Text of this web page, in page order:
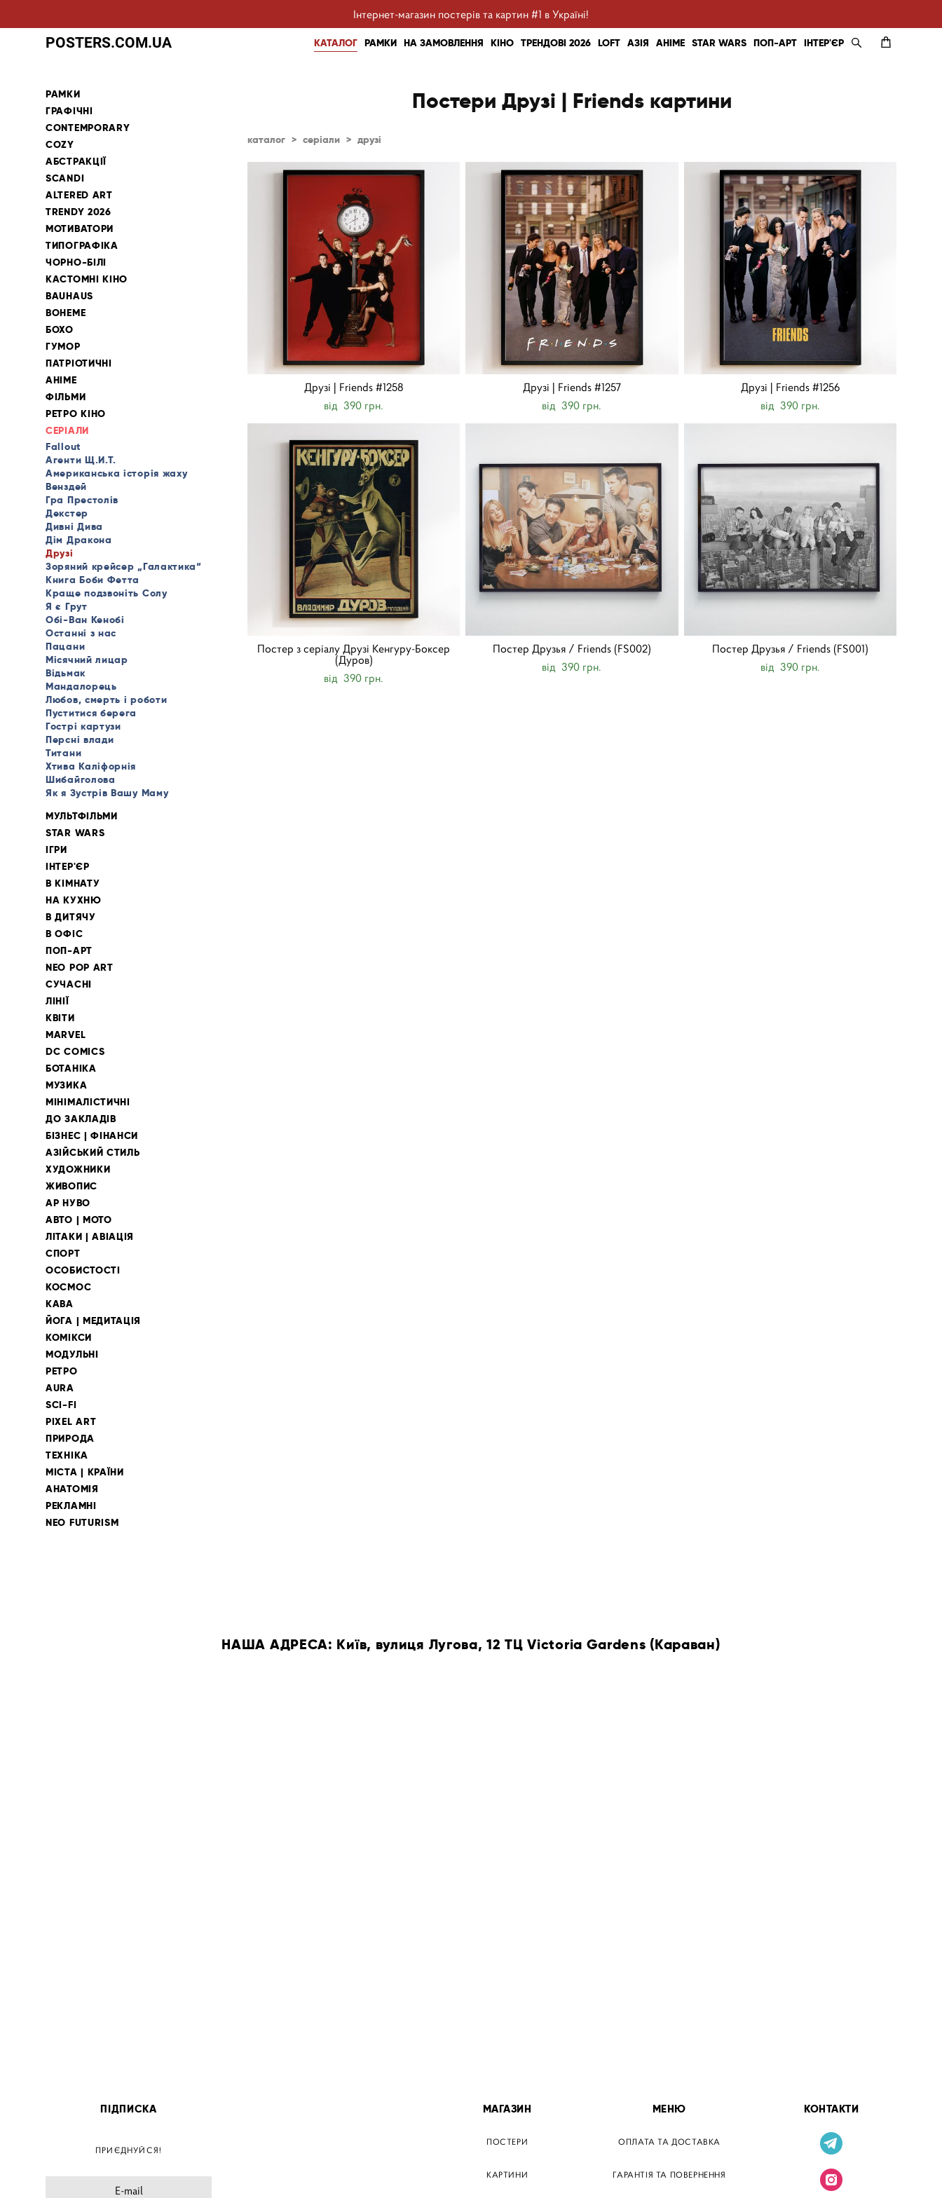
Інтернет-магазин постерів та картин #1 в Україні!
POSTERS.COM.UA КАТАЛОГ РАМКИ НА ЗАМОВЛЕННЯ КІНО ТРЕНДОВІ 2026 LOFT АЗІЯ АНІМЕ STAR WARS ПОП-АРТ ІНТЕР'ЄР
РАМКИ
ГРАФІЧНІ
CONTEMPORARY
COZY
АБСТРАКЦІЇ
SCANDI
ALTERED ART
TRENDY 2026
МОТИВАТОРИ
ТИПОГРАФІКА
ЧОРНО-БІЛІ
КАСТОМНІ КІНО
BAUHAUS
BOHEME
БОХО
ГУМОР
ПАТРІОТИЧНІ
АНІМЕ
ФІЛЬМИ
РЕТРО КІНО
СЕРІАЛИ
Fallout
Агенти Щ.И.Т.
Американська історія жаху
Венздей
Гра Престолів
Декстер
Дивні Дива
Дім Дракона
Друзі
Зоряний крейсер „Галактика“
Книга Боби Фетта
Краще подзвоніть Солу
Я є Грут
Обі-Ван Кенобі
Останні з нас
Пацани
Місячний лицар
Відьмак
Мандалорець
Любов, смерть і роботи
Пуститися берега
Гострі картузи
Персні влади
Титани
Хтива Каліфорнія
Шибайголова
Як я Зустрів Вашу Маму
МУЛЬТФІЛЬМИ
STAR WARS
ІГРИ
ІНТЕР'ЄР
В КІМНАТУ
НА КУХНЮ
В ДИТЯЧУ
В ОФІС
ПОП-АРТ
NEO POP ART
СУЧАСНІ
ЛІНІЇ
КВІТИ
MARVEL
DC COMICS
БОТАНІКА
МУЗИКА
МІНІМАЛІСТИЧНІ
ДО ЗАКЛАДІВ
БІЗНЕС | ФІНАНСИ
АЗІЙСЬКИЙ СТИЛЬ
ХУДОЖНИКИ
ЖИВОПИС
АР НУВО
АВТО | МОТО
ЛІТАКИ | АВІАЦІЯ
СПОРТ
ОСОБИСТОСТІ
КОСМОС
КАВА
ЙОГА | МЕДИТАЦІЯ
КОМІКСИ
МОДУЛЬНІ
РЕТРО
AURA
SCI-FI
PIXEL ART
ПРИРОДА
ТЕХНІКА
МІСТА | КРАЇНИ
АНАТОМІЯ
РЕКЛАМНІ
NEO FUTURISM
Постери Друзі | Friends картини
каталог > серіали > друзі
Друзі | Friends #1258
від 390 грн.
Друзі | Friends #1257
від 390 грн.
Друзі | Friends #1256
від 390 грн.
Постер з серіалу Друзі Кенгуру-Боксер
(Дуров)
від 390 грн.
Постер Друзья / Friends (FS002)
від 390 грн.
Постер Друзья / Friends (FS001)
від 390 грн.
НАША АДРЕСА: Київ, вулиця Лугова, 12 ТЦ Victoria Gardens (Караван)
ПІДПИСКА
ПРИЄДНУЙСЯ!
МАГАЗИН
ПОСТЕРИ
КАРТИНИ
МЕНЮ
ОПЛАТА ТА ДОСТАВКА
ГАРАНТІЯ ТА ПОВЕРНЕННЯ
КОНТАКТИ